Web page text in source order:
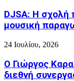
DJSA: Η σχολή
μουσική
24 Ιουλίου, 2026
Ο Γιώργος
διεθνή